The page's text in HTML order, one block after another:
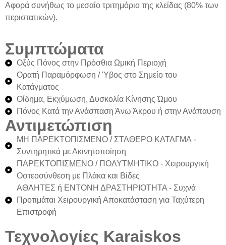
Αφορά συνήθως το μεσαίο τριτημόριο της κλείδας (80% των
περιστατικών).
Συμπτώματα
Οξύς Πόνος στην Πρόσθια Ωμική Περιοχή
Ορατή Παραμόρφωση / 'Υβος στο Σημείο του
Κατάγματος
Οίδημα, Εκχύμωση, Δυσκολία Κίνησης Ώμου
Πόνος Κατά την Ανάσπαση Άνω Άκρου ή στην Ανάπαυση
Αντιμετώπιση
ΜΗ ΠΑΡΕΚΤΟΠΙΣΜΕΝΟ / ΣΤΑΘΕΡΟ ΚΑΤΑΓΜΑ -
Συντηρητικά με Ακινητοποίηση
ΠΑΡΕΚΤΟΠΙΣΜΕΝΟ / ΠΟΛΥΤΜΗΤΙΚΟ- Χειρουργική
Οστεοσύνθεση με Πλάκα και Βίδες
ΑΘΛΗΤΕΣ ή ΕΝΤΟΝΗ ΔΡΑΣΤΗΡΙΟΤΗΤΑ - Συχνά
Προτιμάται Χειρουργική Αποκατάσταση για Ταχύτερη
Επιστροφή
Τεχνολογίες Karaiskos